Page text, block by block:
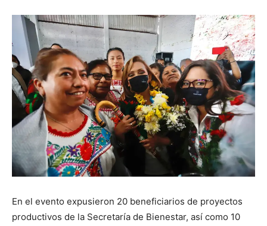
En el evento expusieron 20 beneficiarios de proyectos
productivos de la Secretaría de Bienestar, así como 10